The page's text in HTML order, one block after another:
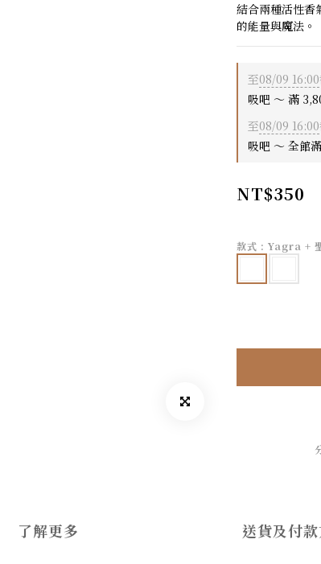
結合兩種活性香
的能量與魔法。
至08/09 16:00
吸吧 ～ 滿
至08/09 16:00
吸吧 ～ 全館
NT$350
款式 : Yagra +
了解更多 送貨及付